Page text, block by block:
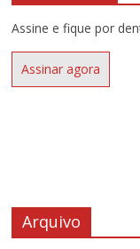
Assine e fique por
Assinar agora
Arquivo